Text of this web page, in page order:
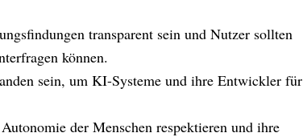
transparent sein und Nutzer sollten
können.
sein, um KI-Systeme und ihre Entwickler für
der Menschen respektieren und ihre